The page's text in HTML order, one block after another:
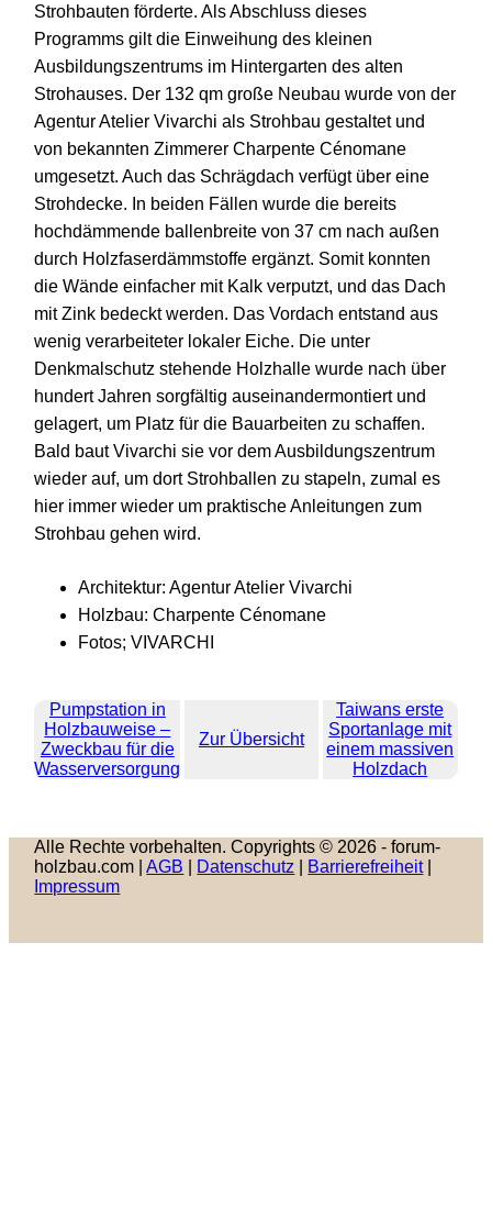
Strohbauten förderte. Als Abschluss dieses
Programms gilt die Einweihung des kleinen
Ausbildungszentrums im Hintergarten des alten
Strohauses. Der 132 qm große Neubau wurde von der
Agentur Atelier Vivarchi als Strohbau gestaltet und
von bekannten Zimmerer Charpente Cénomane
umgesetzt. Auch das Schrägdach verfügt über eine
Strohdecke. In beiden Fällen wurde die bereits
hochdämmende ballenbreite von 37 cm nach außen
durch Holzfaserdämmstoffe ergänzt. Somit konnten
die Wände einfacher mit Kalk verputzt, und das Dach
mit Zink bedeckt werden. Das Vordach entstand aus
wenig verarbeiteter lokaler Eiche. Die unter
Denkmalschutz stehende Holzhalle wurde nach über
hundert Jahren sorgfältig auseinandermontiert und
gelagert, um Platz für die Bauarbeiten zu schaffen.
Bald baut Vivarchi sie vor dem Ausbildungszentrum
wieder auf, um dort Strohballen zu stapeln, zumal es
hier immer wieder um praktische Anleitungen zum
Strohbau gehen wird.
Architektur: Agentur Atelier Vivarchi
Holzbau: Charpente Cénomane
Fotos; VIVARCHI
Pumpstation in
Holzbauweise –
Zweckbau für die
Wasserversorgung
Zur Übersicht
Taiwans erste
Sportanlage mit
einem massiven
Holzdach
Alle Rechte vorbehalten. Copyrights © 2026 - forum-
holzbau.com |AGB Datenschutz Barrierefreiheit|
Impressum